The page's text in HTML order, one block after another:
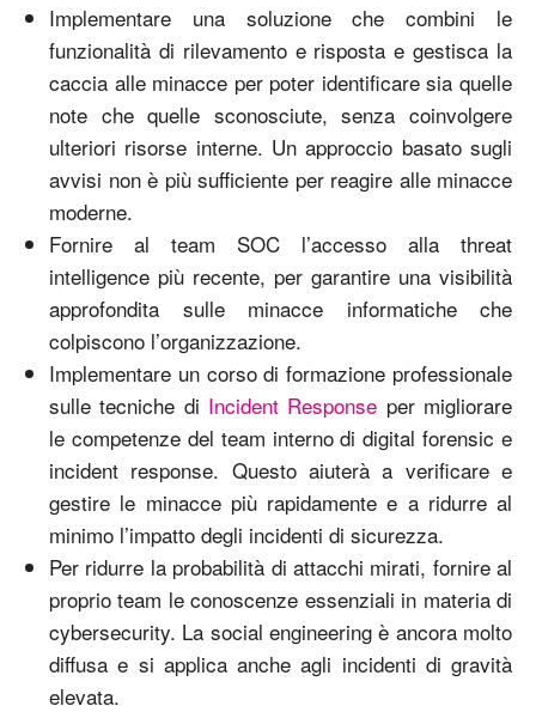
Implementare una soluzione che combini le
funzionalità di rilevamento e risposta e gestisca la
caccia alle minacce per poter identificare sia quelle
note che quelle sconosciute, senza coinvolgere
ulteriori risorse interne. Un approccio basato sugli
avvisi non è più sufficiente per reagire alle minacce
moderne.
Fornire al team SOC l’accesso alla threat
intelligence più recente, per garantire una visibilità
approfondita sulle minacce informatiche che
colpiscono l’organizzazione.
Implementare un corso di formazione professionale
sulle tecniche di Incident Response per migliorare
le competenze del team interno di digital forensic e
incident response. Questo aiuterà a verificare e
gestire le minacce più rapidamente e a ridurre al
minimo l’impatto degli incidenti di sicurezza.
Per ridurre la probabilità di attacchi mirati, fornire al
proprio team le conoscenze essenziali in materia di
cybersecurity. La social engineering è ancora molto
diffusa e si applica anche agli incidenti di gravità
elevata.